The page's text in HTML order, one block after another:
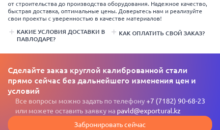
от строительства до производства оборудования. Надежное качество,
быстрая доставка, оптимальные цены. Доверьтесь нам и реализуйте
свои проекты с уверенностью в качестве материалов!
КАКИЕ УСЛОВИЯ ДОСТАВКИ В
ПАВЛОДАРЕ?
КАК ОПЛАТИТЬ СВОЙ ЗАКАЗ?
Сделайте заказ круглой калиброванной стали
прямо сейчас без дальнейшего изменения цен и
условий
Все вопросы можно задать по телефону+7 (7182) 90-68-23
или можете оставить заявку на pavld@exportural.kz
Забронировать сейчас